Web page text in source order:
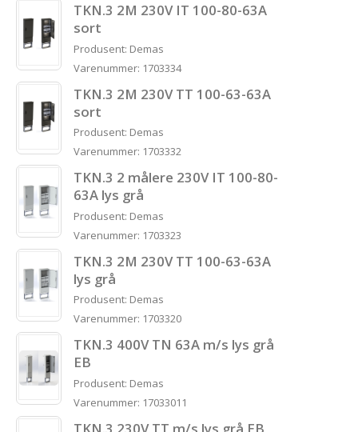
TKN.3 2M 230V IT 100-80-63A
sort
Produsent: Demas
Varenummer: 1703334
TKN.3 2M 230V TT 100-63-63A
sort
Produsent: Demas
Varenummer: 1703332
TKN.3 2 målere 230V IT 100-80-
63A lys grå
Produsent: Demas
Varenummer: 1703323
TKN.3 2M 230V TT 100-63-63A
lys grå
Produsent: Demas
Varenummer: 1703320
TKN.3 400V TN 63A m/s lys grå
EB
Produsent: Demas
Varenummer: 17033011
TKN.3 230V TT m/s lys grå EB